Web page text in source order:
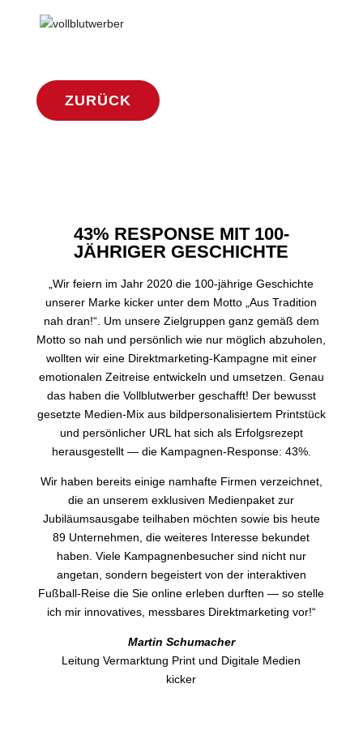
ZURÜCK
43% RESPONSE MIT 100-
JÄHRIGER GESCHICHTE
„Wir feiern im Jahr 2020 die 100-jährige Geschichte
unserer Marke kicker unter dem Motto „Aus Tradition
nah dran!“. Um unsere Zielgruppen ganz gemäß dem
Motto so nah und persönlich wie nur möglich abzuholen,
wollten wir eine Direktmarketing-Kampagne mit einer
emotionalen Zeitreise entwickeln und umsetzen. Genau
das haben die Vollblutwerber geschafft! Der bewusst
gesetzte Medien-Mix aus bildpersonalisiertem Printstück
und persönlicher URL hat sich als Erfolgsrezept
herausgestellt — die Kampagnen-Response: 43%.
Wir haben bereits einige namhafte Firmen verzeichnet,
die an unserem exklusiven Medienpaket zur
Jubiläumsausgabe teilhaben möchten sowie bis heute
89 Unternehmen, die weiteres Interesse bekundet
haben. Viele Kampagnenbesucher sind nicht nur
angetan, sondern begeistert von der interaktiven
Fußball-Reise die Sie online erleben durften — so stelle
ich mir innovatives, messbares Direktmarketing vor!“
Martin Schumacher
Leitung Vermarktung Print und Digitale Medien
kicker